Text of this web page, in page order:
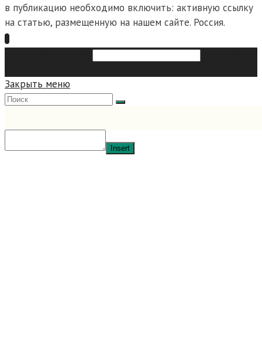
в публикацию необходимо включить: активную ссылку
на статью, размещенную на нашем сайте. Россия.
Закрыть меню
Insert